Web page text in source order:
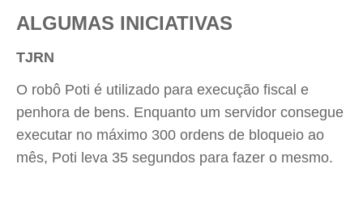
ALGUMAS INICIATIVAS
TJRN
O robô Poti é utilizado para execução fiscal e
penhora de bens. Enquanto um servidor consegue
executar no máximo 300 ordens de bloqueio ao
mês, Poti leva 35 segundos para fazer o mesmo.